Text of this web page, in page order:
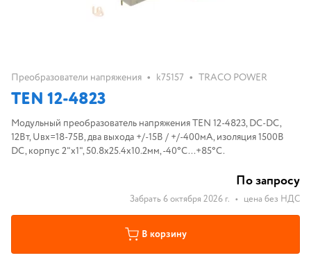
Преобразователи напряжения • k75157 • TRACO POWER
TEN 12-4823
Модульный преобразователь напряжения TEN 12-4823, DC-DC,
12Вт, Uвх=18-75B, два выхода +/-15В / +/-400мА, изоляция 1500В
DC, корпус 2"x1", 50.8x25.4x10.2мм, -40°С...+85°С.
По запросу
Забрать 6 октября 2026 г. • цена без НДС
В корзину